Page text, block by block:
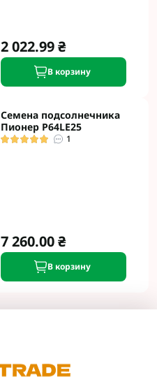
2 022.99 ₴
В корзину
Семена подсолнечника
Пионер P64LE25
1
7 260.00 ₴
В корзину